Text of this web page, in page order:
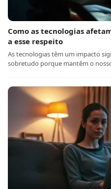
Como as tecnologias
a esse respeito
As tecnologias têm um impacto
sobretudo porque mantêm o